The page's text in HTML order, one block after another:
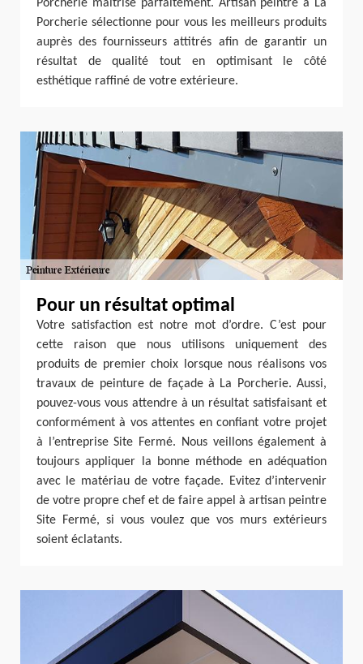
Porcherie maitrise parfaitement. Artisan peintre à La
Porcherie sélectionne pour vous les meilleurs produits
auprès des fournisseurs attitrés afin de garantir un
résultat de qualité tout en optimisant le côté
esthétique raffiné de votre extérieure.
Pour un résultat optimal
Votre satisfaction est notre mot d’ordre. C’est pour
cette raison que nous utilisons uniquement des
produits de premier choix lorsque nous réalisons vos
travaux de peinture de façade à La Porcherie. Aussi,
pouvez-vous vous attendre à un résultat satisfaisant et
conformément à vos attentes en confiant votre projet
à l’entreprise Site Fermé. Nous veillons également à
toujours appliquer la bonne méthode en adéquation
avec le matériau de votre façade. Evitez d’intervenir
de votre propre chef et de faire appel à artisan peintre
Site Fermé, si vous voulez que vos murs extérieurs
soient éclatants.